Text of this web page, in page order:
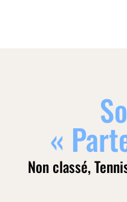
«
Non classé,